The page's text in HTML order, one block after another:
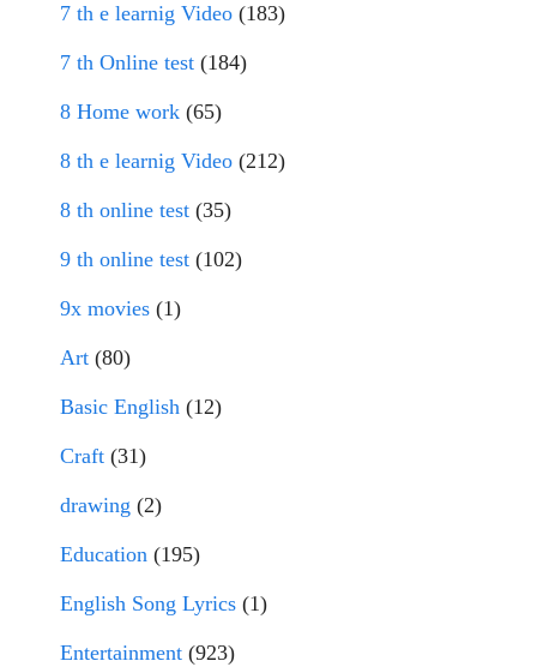
7 th e learnig Video (183)
7 th Online test (184)
8 Home work (65)
8 th e learnig Video (212)
8 th online test (35)
9 th online test (102)
9x movies (1)
Art (80)
Basic English (12)
Craft (31)
drawing (2)
Education (195)
English Song Lyrics (1)
Entertainment (923)